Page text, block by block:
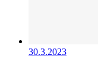
30.3.2023